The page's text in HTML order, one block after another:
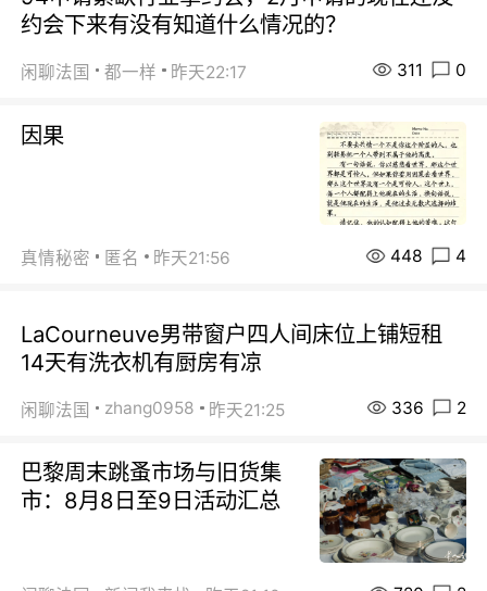
约会下来有没有知道什么情况的？
闲聊法国 都一样 昨天22:17 311 0
因果
真情秘密 匿名 昨天21:56 448 4
LaCourneuve男带窗户四人间床位上铺短租
14天有洗衣机有厨房有凉
闲聊法国 zhang0958 昨天21:25 336 2
巴黎周末跳蚤市场与旧货集
市：8月8日至9日活动汇总